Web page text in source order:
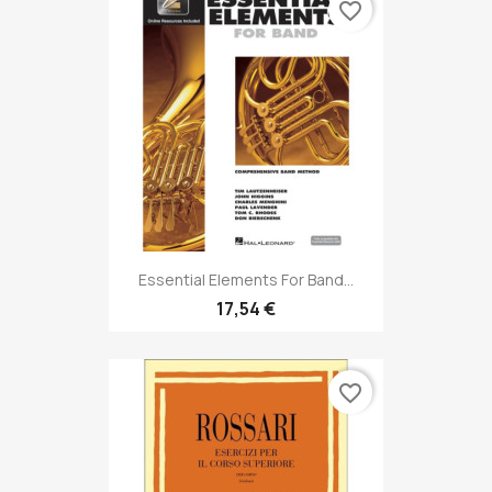
Essential Elements For Band...
17,54 €
favorite_border
favorite_border